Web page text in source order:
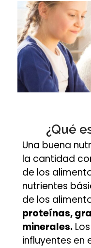
¿Qué
Una buena
la cantidad
de los
nutrientes
de los
proteínas,
minerales.
influyentes en